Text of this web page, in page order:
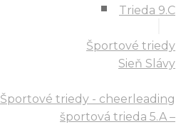
Trieda 9.C
Športové triedy
Sieň Slávy
Športové triedy - cheerleading
športová trieda 5.A –